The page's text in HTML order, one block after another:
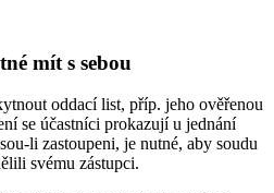
mít s sebou
oddací list, příp. jeho ověřenou
se účastníci prokazují u jednání
li zastoupeni, je nutné, aby soudu
svému zástupci.